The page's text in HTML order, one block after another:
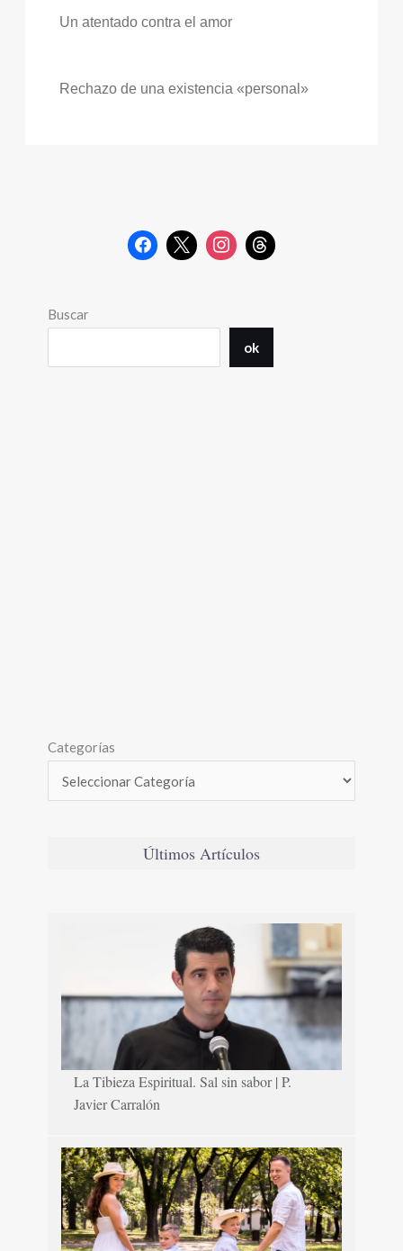
Un atentado contra el amor
Rechazo de una existencia «personal»
Buscar
ok
Categorías
Últimos Artículos
La Tibieza Espiritual. Sal sin sabor | P.
Javier Carralón